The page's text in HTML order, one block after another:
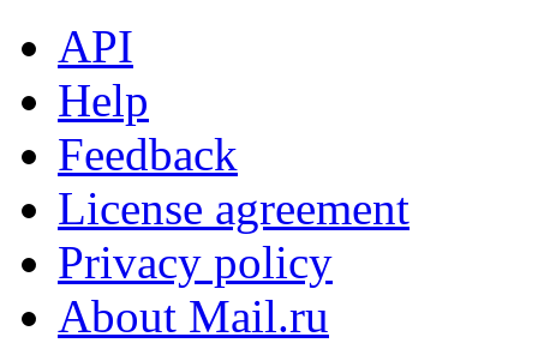
API
Help
Feedback
License agreement
Privacy policy
About Mail.ru